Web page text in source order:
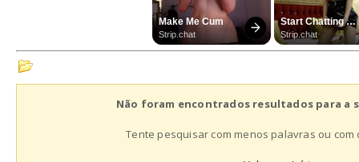
Não foram encontrados resultados para a
Tente pesquisar com menos palavras ou com